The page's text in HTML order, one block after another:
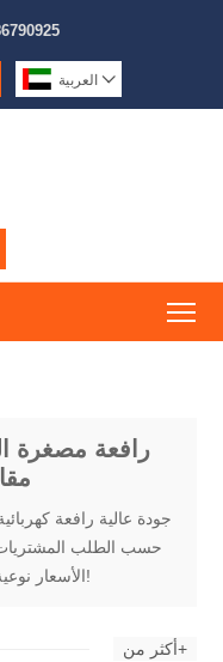
العربية 
رافعة مصغرة
جودة عالية رافعة
حسب الطلب
الأسعار نوعية من الدرجة الأولى هو افضل خيار لكم!
أكثر من+